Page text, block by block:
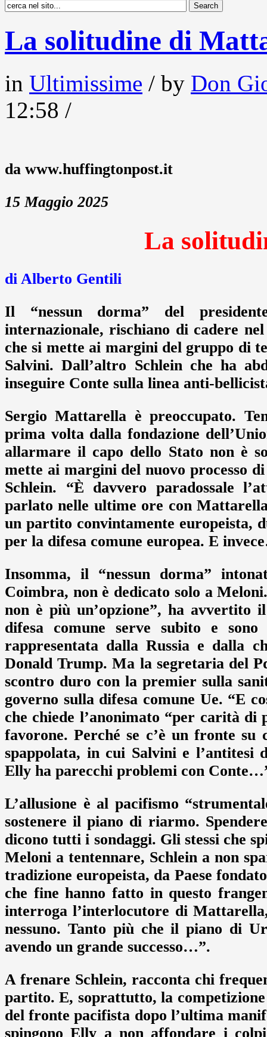
La solitudine di
in Ultimissime / by Don
12:58 /
da www.huffingtonpost.it
15 Maggio 2025
La
di Alberto Gentili
Il “nessun dorma” del
internazionale, rischiano di cadere
che si mette ai margini del gruppo di
Salvini. Dall’altro Schlein che ha
inseguire Conte sulla linea anti-
Sergio Mattarella è preoccupato.
prima volta dalla fondazione
allarmare il capo dello Stato non è
mette ai margini del nuovo processo
Schlein. “È davvero paradossale
parlato nelle ultime ore con
un partito convintamente europeista,
per la difesa comune europea. E
Insomma, il “nessun dorma”
Coimbra, non è dedicato solo a
non è più un’opzione”, ha avvertito
difesa comune serve subito e
rappresentata dalla Russia e dalla
Donald Trump. Ma la segretaria del
scontro duro con la premier sulla
governo sulla difesa comune Ue. “E
che chiede l’anonimato “per carità
favorone. Perché se c’è un fronte
spappolata, in cui Salvini e
Elly ha parecchi problemi con
L’allusione è al pacifismo
sostenere il piano di riarmo.
dicono tutti i sondaggi. Gli stessi che
Meloni a tentennare, Schlein a non
tradizione europeista, da Paese
che fine hanno fatto in questo
interroga l’interlocutore di
nessuno. Tanto più che il piano di
avendo un grande successo…”.
A frenare Schlein, racconta chi
partito. E, soprattutto, la
del fronte pacifista dopo l’ultima
spingono Elly a non affondare i